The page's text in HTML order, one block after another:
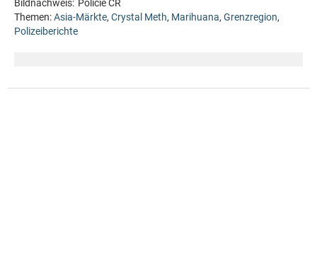
Bildnachweis: Policie ČR
Themen:Asia-Märkte, Crystal Meth, Marihuana, Grenzregion,
Polizeiberichte